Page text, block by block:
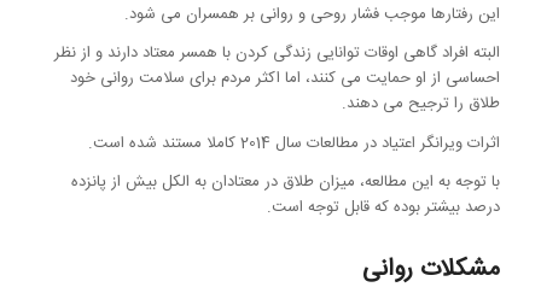
این رفتارها موجب فشار روحی و روانی بر همسران می شود.
البته افراد گاهی اوقات توانایی زندگی کردن با همسر معتاد دارند و از نظر
احساسی از او حمایت می کنند، اما اکثر مردم برای سلامت روانی خود
طلاق را ترجیح می دهند.
اثرات ویرانگر اعتیاد در مطالعات سال 2014 کاملا مستند شده است.
با توجه به این مطالعه، میزان طلاق در معتادان به الکل بیش از پانزده
درصد بیشتر بوده که قابل توجه است.
مشکلات روانی